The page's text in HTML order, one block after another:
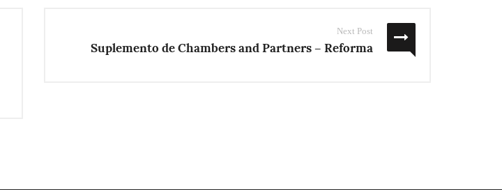
Next Post
Suplemento de Chambers and Partners – Reforma